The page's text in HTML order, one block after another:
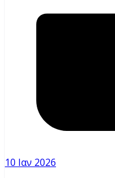
10 Ιαν 2026